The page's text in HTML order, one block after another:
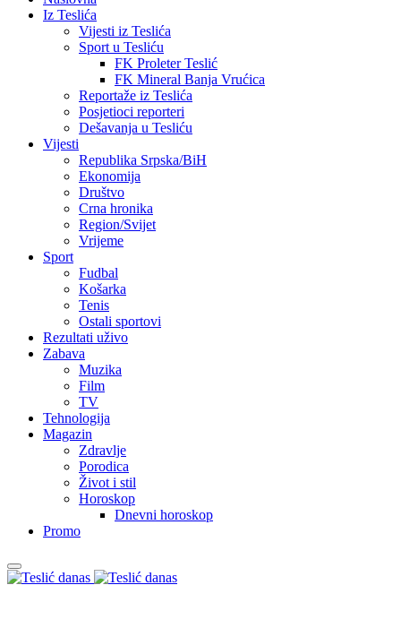
Iz Teslića
Vijesti iz Teslića
Sport u Tesliću
FK Proleter Teslić
FK Mineral Banja Vrućica
Reportaže iz Teslića
Posjetioci reporteri
Dešavanja u Tesliću
Vijesti
Republika Srpska/BiH
Ekonomija
Društvo
Crna hronika
Region/Svijet
Vrijeme
Sport
Fudbal
Košarka
Tenis
Ostali sportovi
Rezultati uživo
Zabava
Muzika
Film
TV
Tehnologija
Magazin
Zdravlje
Porodica
Život i stil
Horoskop
Dnevni horoskop
Promo